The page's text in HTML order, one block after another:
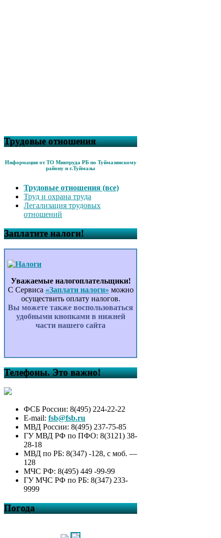
Трудовые отношения
Информация от ТО Минтруда РБ по Туймазинскому
району и г.Туймазы
Трудовые отношения (все)
Труд и охрана труда
Легализация трудовых
отношений
Заплатите налоги!
Уважаемые налогоплательщики!
С Сервиса «Заплати налоги» можно
осуществить оплату налогов.
Вы можете также воспользоваться
удобными кнопками в нижней
части нашего сайта
Телефоны. Это важно!
ФСБ России: 8(495) 224-22-22
E-mail: fsb@fsb.ru
МВД России: 8(495) 237-75-85
ГУ МВД РФ по ПФО: 8(3121) 38-
28-18
МВД по РБ: 8(347) -128, с моб. —
128
МЧС РФ: 8(495) 449 -99-99
ГУ МЧС РФ по РБ: 8(347) 233-
9999
Погода